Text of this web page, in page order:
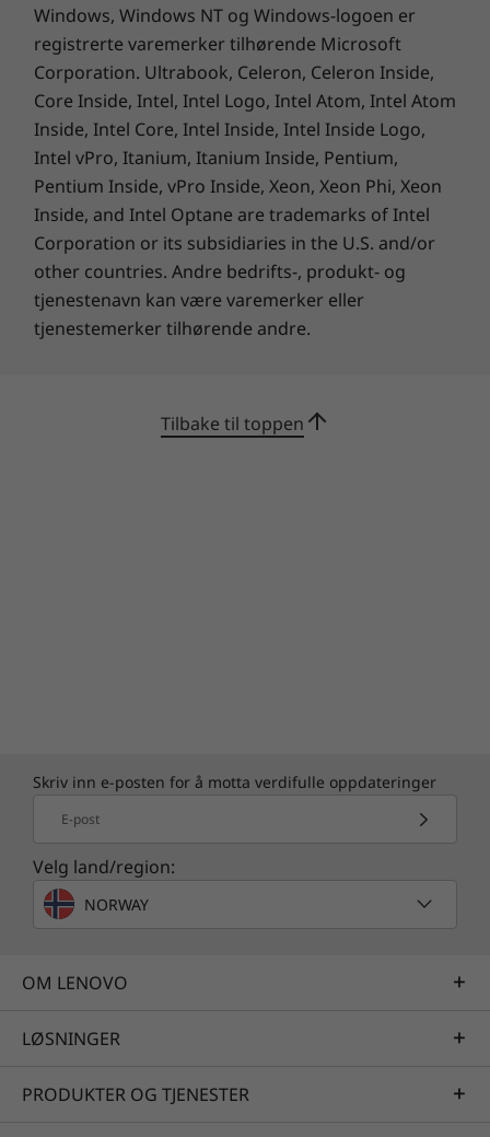
Apper alltid for hånden
De nyeste jobb- og spillappene fra Google Play-
å by på, også på Chromebook. Med apper som
Windows, Windows NT og Windows-logoen er
registrerte varemerker tilhørende Microsoft
Corporation. Ultrabook, Celeron, Celeron Inside,
Core Inside, Intel, Intel Logo, Intel Atom, Intel Atom
Inside, Intel Core, Intel Inside, Intel Inside Logo,
Intel vPro, Itanium, Itanium Inside, Pentium,
Pentium Inside, vPro Inside, Xeon, Xeon Phi, Xeon
Inside, and Intel Optane are trademarks of Intel
Corporation or its subsidiaries in the U.S. and/or
other countries. Andre bedrifts-, produkt- og
tjenestenavn kan være varemerker eller
tjenestemerker tilhørende andre.
Tilbake til toppen
Skriv inn e-posten for å motta verdifulle oppdateringer
E-post
Velg land/region:
NORWAY
OM LENOVO
LØSNINGER
PRODUKTER OG TJENESTER